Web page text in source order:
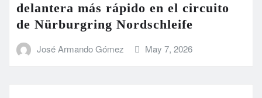
delantera más rápido en el circuito
de Nürburgring Nordschleife
José Armando Gómez May 7, 2026